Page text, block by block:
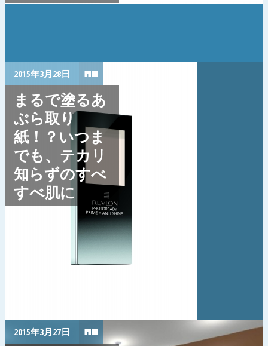
2015年3月28日
まるで塗るあ
ぶら取り
紙！？いつま
でも、テカリ
知らずのすべ
すべ肌に
2015年3月27日